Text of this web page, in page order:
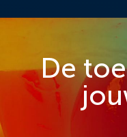
De